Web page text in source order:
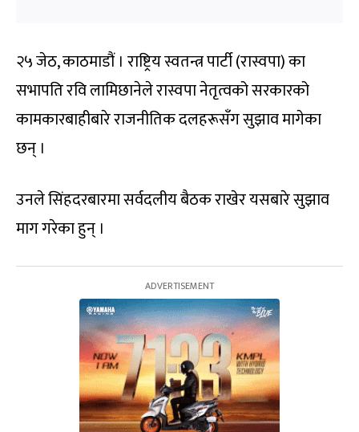
२५ जेठ, काठमाडौं । राष्ट्रिय स्वतन्त्र पार्टी (रास्वपा) का
सभापति रवि लामिछानेले रास्वपा नेतृत्वको सरकारको
कामकारबाहीबारे राजनीतिक दलहरूसँग सुझाव मागेका
छन् ।
उनले सिंहदरबारमा सर्वदलीय बैठक राखेर यसबारे सुझाव
माग गरेका हुन् ।